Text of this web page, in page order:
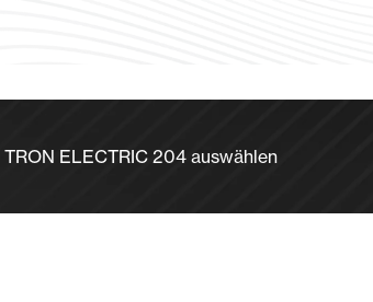
ELECTRIC 204 auswählen